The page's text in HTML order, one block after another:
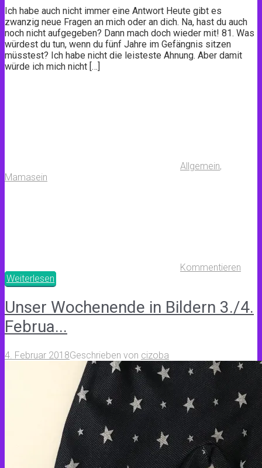
Ich habe auch nicht immer eine Antwort Heute gibt es
zwanzig neue Fragen an mich oder an dich. Na, hast du auch
noch nicht aufgegeben? Dann mach doch wieder mit! 81. Was
würdest du tun, wenn du fünf Jahre im Gefängnis sitzen
müsstest? Ich habe nicht die leisteste Ahnung. Aber damit
würde ich mich nicht […]
Allgemein,
Mamasein
Kommentieren
Weiterlesen
Unser Wochenende in Bildern 3./4.
Februa...
4. Februar 2018Geschrieben von cizoba